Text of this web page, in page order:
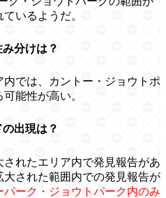
いるようだ。
分けは？
では、カントー・ジョウトポ
能性が高い。
出現は？
れたエリア内で発見報告があ
された範囲内での発見報告が
ーク・ジョウトパーク内のみ